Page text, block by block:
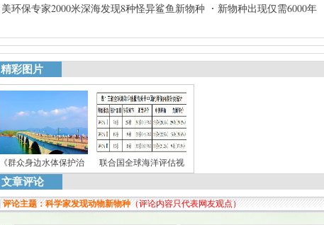
美环保专家2000米深海发现8种怪异鲨鱼新物种
新物种出现仅需6000年
精彩图片
《群众身边水体保护治 联合国全球海洋评估视
文章评论